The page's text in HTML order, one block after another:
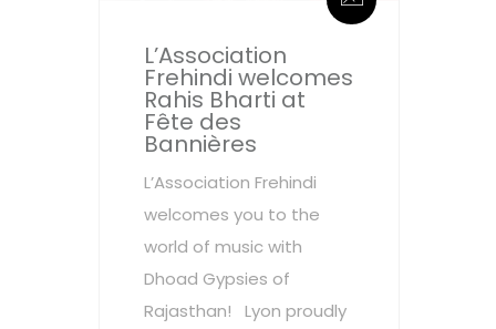
L’Association
Frehindi welcomes
Rahis Bharti at
Fête des
Bannières
L’Association Frehindi
welcomes you to the
world of music with
Dhoad Gypsies of
Rajasthan! Lyon proudly